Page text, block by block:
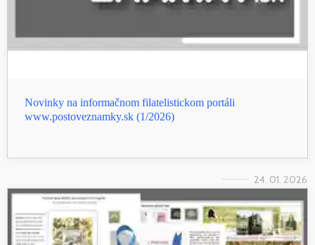
Novinky na informačnom filatelistickom portáli
www.postoveznamky.sk (1/2026)
24. 01. 2026